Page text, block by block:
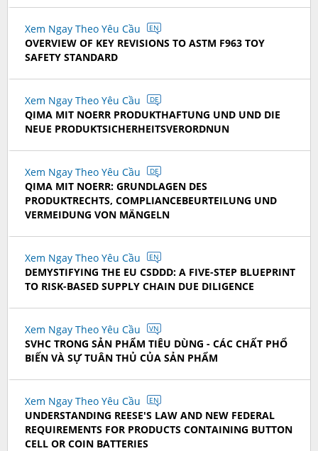
Xem Ngay Theo Yêu Cầu EN
OVERVIEW OF KEY REVISIONS TO ASTM F963 TOY
SAFETY STANDARD
Xem Ngay Theo Yêu Cầu DE
QIMA MIT NOERR PRODUKTHAFTUNG UND UND DIE
NEUE PRODUKTSICHERHEITSVERORDNUN
Xem Ngay Theo Yêu Cầu DE
QIMA MIT NOERR: GRUNDLAGEN DES
PRODUKTRECHTS, COMPLIANCEBEURTEILUNG UND
VERMEIDUNG VON MÄNGELN
Xem Ngay Theo Yêu Cầu EN
DEMYSTIFYING THE EU CSDDD: A FIVE-STEP BLUEPRINT
TO RISK-BASED SUPPLY CHAIN DUE DILIGENCE
Xem Ngay Theo Yêu Cầu VN
SVHC TRONG SẢN PHẨM TIÊU DÙNG - CÁC CHẤT PHỔ
BIẾN VÀ SỰ TUÂN THỦ CỦA SẢN PHẨM
Xem Ngay Theo Yêu Cầu EN
UNDERSTANDING REESE'S LAW AND NEW FEDERAL
REQUIREMENTS FOR PRODUCTS CONTAINING BUTTON
CELL OR COIN BATTERIES